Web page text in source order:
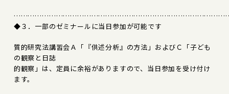
◆３．一部のゼミナールに当日参加が可能です
質的研究法講習会Ａ「『供述分析』の方法」およびＣ「子ども
の観察と日誌
的観察」は、定員に余裕がありますので、当日参加を受け付け
ます。